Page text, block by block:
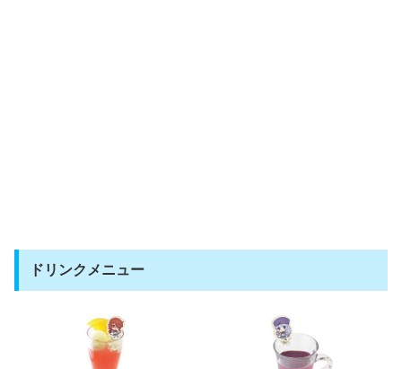
ドリンクメニュー